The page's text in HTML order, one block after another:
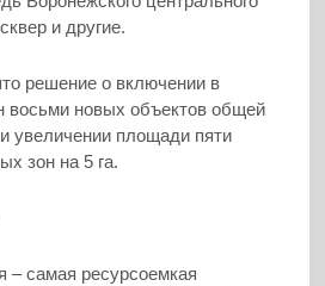
и другие.
решение о включении в
восьми новых объектов общей
увеличении площади пяти
зон на 5 га.
– самая ресурсоемкая